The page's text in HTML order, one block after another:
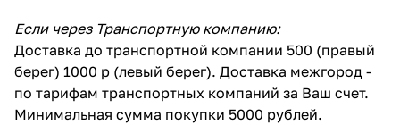
Если через Транспортную компанию:
Доставка до транспортной компании 500 (правый
берег) 1000 р (левый берег). Доставка межгород -
по тарифам транспортных компаний за Ваш счет.
Минимальная сумма покупки 5000 рублей.